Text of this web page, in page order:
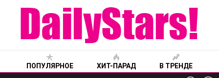
ПОПУЛЯРНОЕ ХИТ-ПАРАД В ТРЕНДЕ